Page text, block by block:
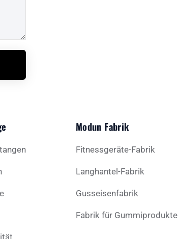
Modun Fabrik
Fitnessgeräte-Fabrik
Langhantel-Fabrik
Gusseisenfabrik
Fabrik für Gummiprodukte